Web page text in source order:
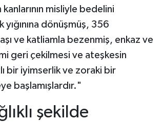
misliyle bedelini
dönüşmüş, 356
ve katliamla bezenmiş, enkaz ve
geri çekilmesi ve ateşkesin
bir iyimserlik ve zoraki bir
başlamışlardır."
şekilde